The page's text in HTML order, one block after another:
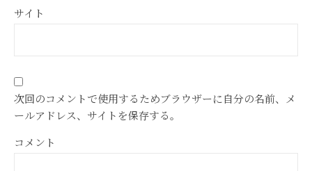
サイト
次回のコメントで使用するためブラウザーに自分の名前、メ
ールアドレス、サイトを保存する。
コメント